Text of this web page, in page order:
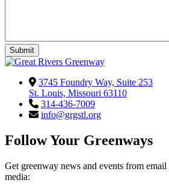
Submit
3745 Foundry Way, Suite 253
St. Louis, Missouri 63110
314-436-7009
info@grgstl.org
Follow Your Greenways
Get greenway news and events from
media: